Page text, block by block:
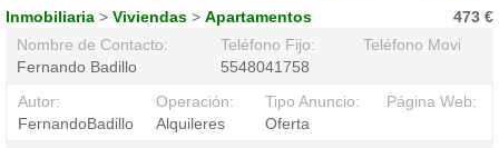
473 €
Inmobiliaria > Viviendas > Apartamentos
Nombre de Contacto:
Fernando Badillo
Teléfono Fijo:
5548041758
Teléfono Movil:
Autor:
FernandoBadillo
Operación:
Alquileres
Tipo Anuncio:
Oferta
Página Web: